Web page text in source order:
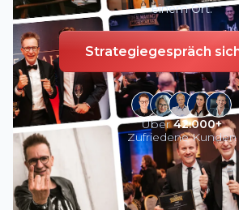
einem Ort.
Strategiegespräch
Über42.000+
Zufriedene Kunden